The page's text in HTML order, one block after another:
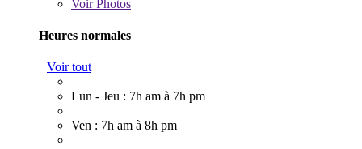
VoirPhotos
Heures normales
Voir tout
Lun - Jeu : 7h am à 7h pm
Ven : 7h am à 8h pm